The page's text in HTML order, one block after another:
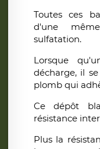
Toutes ces
d'une
sulfatation.
Lorsque
décharge, il
plomb qui
Ce dépôt
résistance
Plus la